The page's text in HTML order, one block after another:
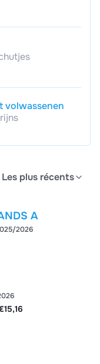
volwassenen
Les plus récents
A
2026